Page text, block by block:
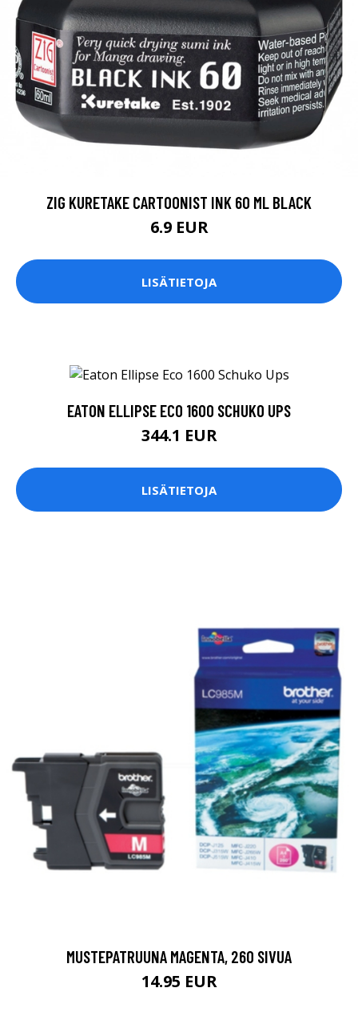
ZIG KURETAKE CARTOONIST INK 60 ML BLACK
6.9 EUR
LISÄTIETOJA
EATON ELLIPSE ECO 1600 SCHUKO UPS
344.1 EUR
LISÄTIETOJA
MUSTEPATRUUNA MAGENTA, 260 SIVUA
14.95 EUR